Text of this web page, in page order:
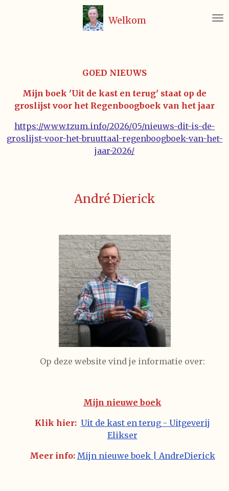
Welkom
GOED NIEUWS
Mijn boek 'Uit de kast en terug' staat op de
groslijst voor het Regenboogboek van het jaar
https://www.tzum.info/2026/05/nieuws-dit-is-de-
groslijst-voor-het-bruuttaal-regenboogboek-van-het-
jaar-2026/
André Dierick
Op deze website vind je informatie over:
Mijn nieuwe boek
Klik hier: Uit de kast en terug - Uitgeverij
Elikser
Meer info: Mijn nieuwe boek | AndreDierick